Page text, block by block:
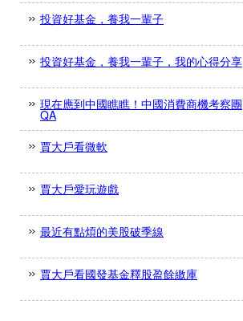
投資好基金，養我一輩子
投資好基金，養我一輩子，我的心得分享
現在應到中國瞧瞧！中國消費商機考察團
QA
賈大戶看微軟
賈大戶愛玩遊戲
最近有點煩的美股破季線
賈大戶看國發基金釋股盈餘繳庫